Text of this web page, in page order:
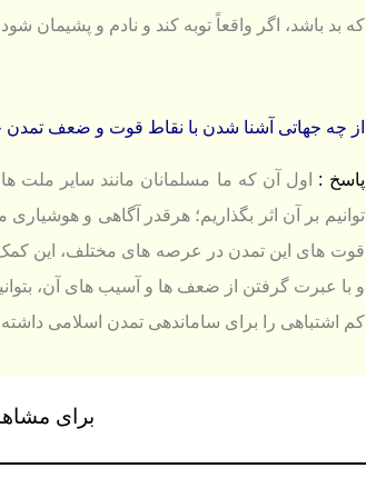
كه بد باشد، اگر واقعاً توبه كند و نادم و پشیمان
از چه جهاتی آشنا شدن با نقاط قوت و ضعف تمدن
پاسخ : اول آن كه ما مسلمانان مانند سایر ملت
قوت های این تمدن در عرصه های مختلف، این كمک
و با عبرت گرفتن از ضعف ها و آسیب های آن،
كم اشتباهی را برای ساماندهی تمدن اسلامی داشته
برای